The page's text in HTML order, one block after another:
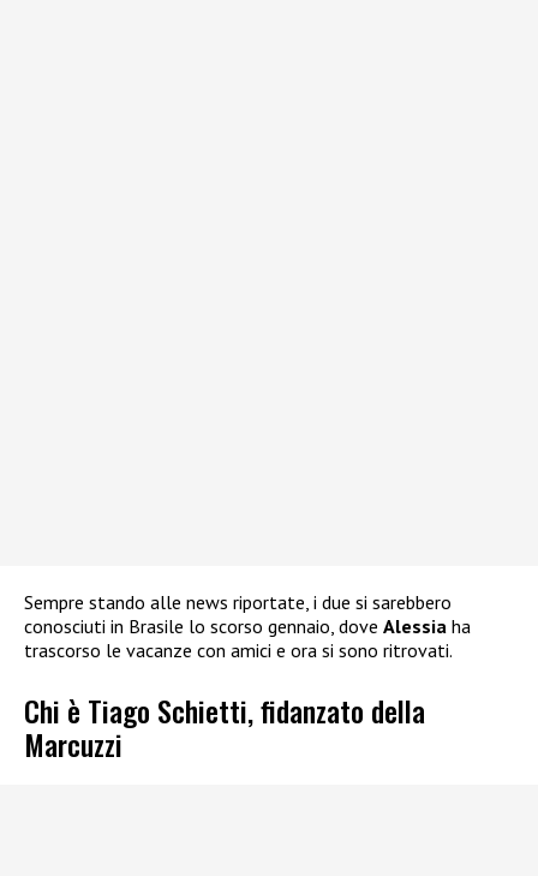
Sempre stando alle news riportate, i due si sarebbero
conosciuti in Brasile lo scorso gennaio, dove Alessia ha
trascorso le vacanze con amici e ora si sono ritrovati.
Chi è Tiago Schietti, fidanzato della
Marcuzzi